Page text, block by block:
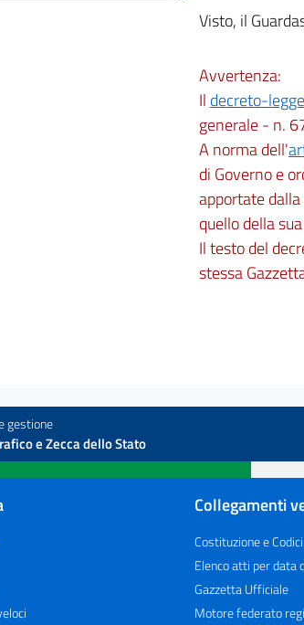
Visto, il
Avvertenza:
Il decreto-
generale - n.
A norma dell'
di Governo e
apportate
quello della
Il testo del
stessa
gestione
e Zecca dello Stato
Collegamenti
Costituzione e Codici
Elenco atti per data
Gazzetta Ufficiale
Motore federato